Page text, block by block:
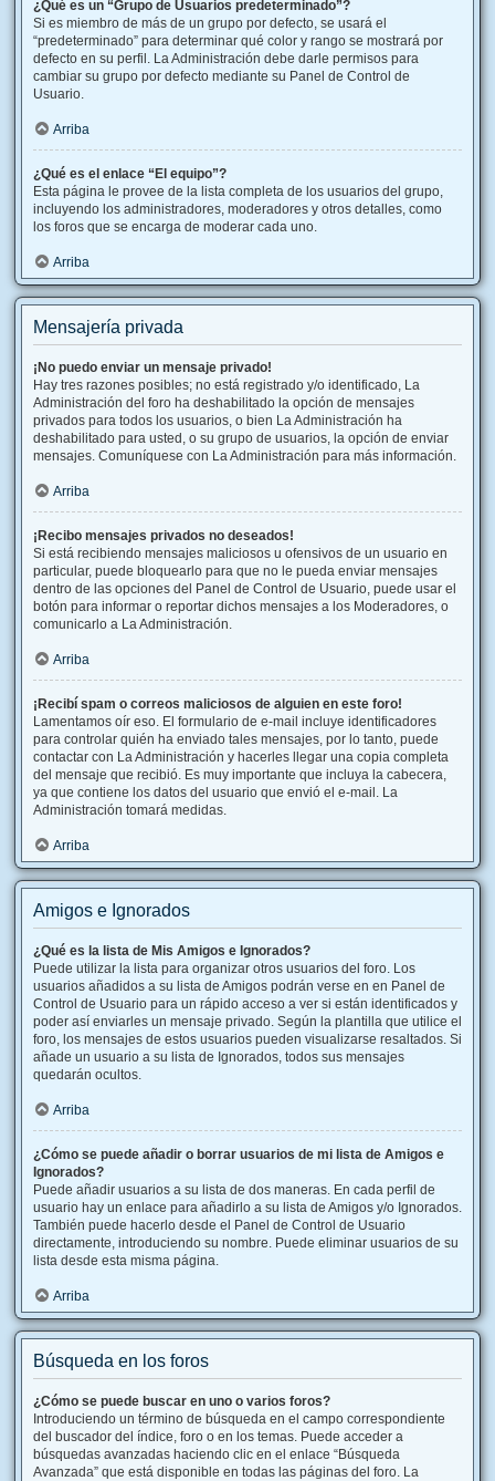
¿Qué es un “Grupo de Usuarios predeterminado”?
Si es miembro de más de un grupo por defecto, se usará el
“predeterminado” para determinar qué color y rango se mostrará por
defecto en su perfil. La Administración debe darle permisos para
cambiar su grupo por defecto mediante su Panel de Control de
Usuario.
Arriba
¿Qué es el enlace “El equipo”?
Esta página le provee de la lista completa de los usuarios del grupo,
incluyendo los administradores, moderadores y otros detalles, como
los foros que se encarga de moderar cada uno.
Arriba
Mensajería privada
¡No puedo enviar un mensaje privado!
Hay tres razones posibles; no está registrado y/o identificado, La
Administración del foro ha deshabilitado la opción de mensajes
privados para todos los usuarios, o bien La Administración ha
deshabilitado para usted, o su grupo de usuarios, la opción de enviar
mensajes. Comuníquese con La Administración para más información.
Arriba
¡Recibo mensajes privados no deseados!
Si está recibiendo mensajes maliciosos u ofensivos de un usuario en
particular, puede bloquearlo para que no le pueda enviar mensajes
dentro de las opciones del Panel de Control de Usuario, puede usar el
botón para informar o reportar dichos mensajes a los Moderadores, o
comunicarlo a La Administración.
Arriba
¡Recibí spam o correos maliciosos de alguien en este foro!
Lamentamos oír eso. El formulario de e-mail incluye identificadores
para controlar quién ha enviado tales mensajes, por lo tanto, puede
contactar con La Administración y hacerles llegar una copia completa
del mensaje que recibió. Es muy importante que incluya la cabecera,
ya que contiene los datos del usuario que envió el e-mail. La
Administración tomará medidas.
Arriba
Amigos e Ignorados
¿Qué es la lista de Mis Amigos e Ignorados?
Puede utilizar la lista para organizar otros usuarios del foro. Los
usuarios añadidos a su lista de Amigos podrán verse en en Panel de
Control de Usuario para un rápido acceso a ver si están identificados y
poder así enviarles un mensaje privado. Según la plantilla que utilice el
foro, los mensajes de estos usuarios pueden visualizarse resaltados. Si
añade un usuario a su lista de Ignorados, todos sus mensajes
quedarán ocultos.
Arriba
¿Cómo se puede añadir o borrar usuarios de mi lista de Amigos e
Ignorados?
Puede añadir usuarios a su lista de dos maneras. En cada perfil de
usuario hay un enlace para añadirlo a su lista de Amigos y/o Ignorados.
También puede hacerlo desde el Panel de Control de Usuario
directamente, introduciendo su nombre. Puede eliminar usuarios de su
lista desde esta misma página.
Arriba
Búsqueda en los foros
¿Cómo se puede buscar en uno o varios foros?
Introduciendo un término de búsqueda en el campo correspondiente
del buscador del índice, foro o en los temas. Puede acceder a
búsquedas avanzadas haciendo clic en el enlace “Búsqueda
Avanzada” que está disponible en todas las páginas del foro. La